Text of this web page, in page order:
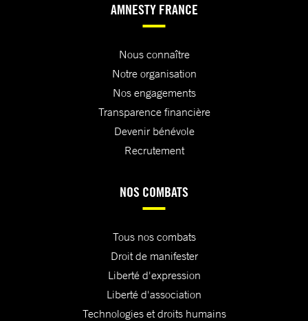
AMNESTY FRANCE
Nous connaître
Notre organisation
Nos engagements
Transparence financière
Devenir bénévole
Recrutement
NOS COMBATS
Tous nos combats
Droit de manifester
Liberté d'expression
Liberté d'association
Technologies et droits humains